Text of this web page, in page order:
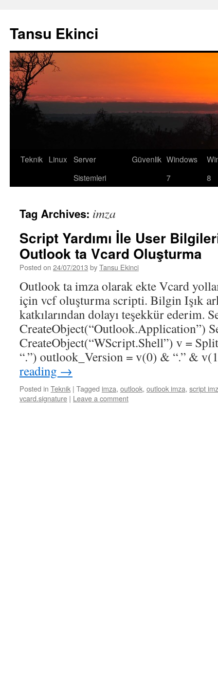
Tansu Ekinci
Skip
Teknik Linux
Server
Sistemleri
Güvenlik Windows
7
8
Tag Archives: imza
Script Yardımı İle User
Outlook ta Vcard Oluşturma
Posted on 24/07/2013 byTansu Ekinci
Outlook ta imza olarak ekte Vcard
için vcf oluşturma scripti. Bilgin Işık
katkılarından dolayı teşekkür ederim.
CreateObject(“Outlook.Application”)
CreateObject(“WScript.Shell”) v =
“.”) outlook_Version = v(0) & “.” &
reading →
Posted in Teknik | Tagged imza, outlook, outlook imza, script
vcard.signature | Leave a comment